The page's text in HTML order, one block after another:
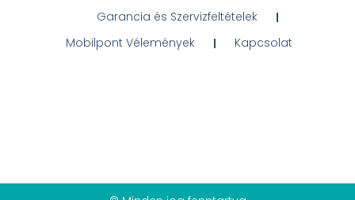
Garancia és Szervizfeltételek
Mobilpont Vélemények
Kapcsolat